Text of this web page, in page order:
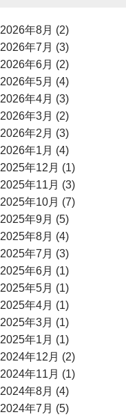
2026年8月 (2)
2026年7月 (3)
2026年6月 (2)
2026年5月 (4)
2026年4月 (3)
2026年3月 (2)
2026年2月 (3)
2026年1月 (4)
2025年12月 (1)
2025年11月 (3)
2025年10月 (7)
2025年9月 (5)
2025年8月 (4)
2025年7月 (3)
2025年6月 (1)
2025年5月 (1)
2025年4月 (1)
2025年3月 (1)
2025年1月 (1)
2024年12月 (2)
2024年11月 (1)
2024年8月 (4)
2024年7月 (5)